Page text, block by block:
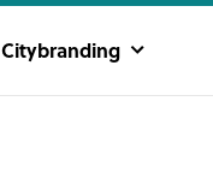
Citybranding